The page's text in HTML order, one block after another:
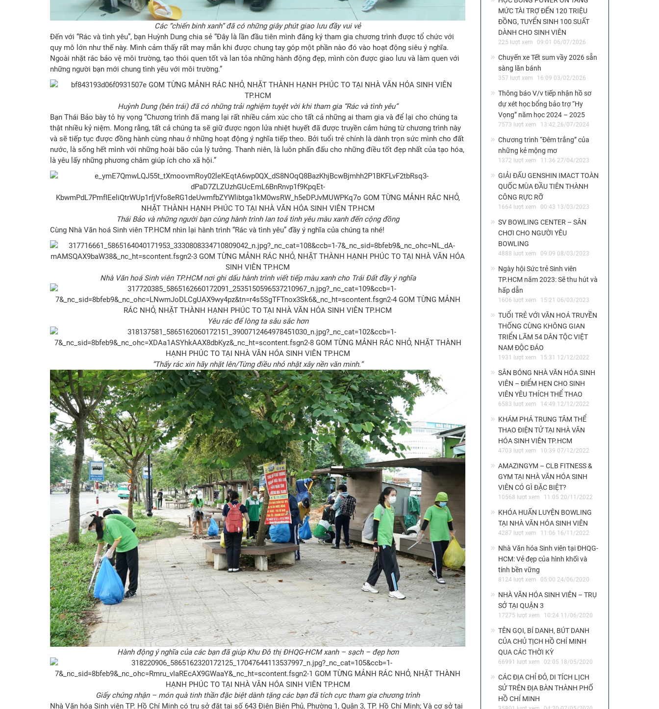
Các “chiến binh xanh” đã có những giây phút giao lưu đầy vui vẻ
Đến với “Rác và tình yêu”, bạn Huỳnh Dung chia sẻ “Đây là lần đầu tiên mình đăng ký tham gia chương trình được tổ chức với
quy mô lớn như thế này. Mình cảm thấy rất may mắn khi được chung tay góp một phần nào đó vào hoạt động siêu ý nghĩa.
Ngoài nhặt rác bảo vệ môi trường, tạo thói quen tốt và lan tỏa những hành động đẹp, mình còn được giao lưu và làm quen với
những người bạn mới chung tình yêu với môi trường.”
Huỳnh Dung (bên trái) đã có những trải nghiệm tuyệt vời khi tham gia “Rác và tình yêu”
Bạn Thái Bảo bày tỏ hy vọng “Chương trình đã mang lại rất nhiều cảm xúc cho tất cả những ai tham gia và để lại cho chúng ta
thật nhiều kỷ niệm. Mong rằng, tất cả chúng ta sẽ giữ được ngọn lửa nhiệt huyết đã được truyền cảm hứng từ chương trình này
và sẽ tiếp tục được đồng hành cùng nhau ở những hoạt động ý nghĩa tiếp theo. Bởi tuổi trẻ chính là dành trọn sức mình cho đất
nước, là sống hết mình với những hoài bão của lý tưởng. Thanh niên, là luôn phấn đấu cho những điều tốt đẹp nhất của tạo hóa,
là yêu lấy những phương châm giúp ích cho xã hội.”
Thái Bảo và những người bạn cùng hành trình lan toả tình yêu màu xanh đến cộng đồng
Cùng Nhà Văn hoá Sinh viên TP.HCM nhìn lại hành trình “Rác và tình yêu” đầy ý nghĩa của chúng ta nhé!
Nhà Văn hoá Sinh viên TP.HCM nơi ghi dấu hành trình viết tiếp màu xanh cho Trái Đất đầy ý nghĩa
Yêu rác để lòng ta sâu sắc hơn
“Thấy rác xin hãy nhặt lên/Từng điều nhỏ nhặt xây nền văn minh.”
Hành động ý nghĩa của các bạn đã giúp Khu Đô thị ĐHQG-HCM xanh – sạch – đẹp hơn
Giấy chứng nhận – món quà tinh thần đặc biệt dành tặng các bạn đã tích cực tham gia chương trình
Nhà Văn hóa Sinh viên TP. Hồ Chí Minh có trụ sở đặt tại số 643 Điện Biên Phủ, Phường 1, Quận 3, TP. Hồ Chí Minh; Và cơ sở tại
MỨC TÀI TRỢ ĐẾN 120 TRIỆU
ĐỒNG, TUYỂN SINH 100 SUẤT
DÀNH CHO SINH VIÊN
225 lượt xem 09:01 06/07/2026
Chuyến xe Tết sum vầy 2026 sẵn
sàng lăn bánh
357 lượt xem 16:09 03/02/2026
Thông báo V/v tiếp nhận hồ sơ
dự xét học bổng bảo trợ “Hy
Vọng” năm học 2024 – 2025
7573 lượt xem 13:42 26/07/2024
Chương trình “Đêm trắng” của
những kẻ mộng mơ
1372 lượt xem 11:36 27/04/2023
GIẢI ĐẤU GENSHIN IMACT TOÀN
QUỐC MÙA ĐẦU TIÊN THÀNH
CÔNG RỰC RỠ
1664 lượt xem 00:43 13/03/2023
SV BOWLING CENTER – SÂN
CHƠI CHO NGƯỜI YÊU
BOWLING
4888 lượt xem 09:09 08/03/2023
Ngày hội Sức trẻ Sinh viên
TP.HCM năm 2023: Sẽ thu hút và
hấp dẫn
1606 lượt xem 15:21 06/03/2023
TUỔI TRẺ VỚI VĂN HOÁ TRUYỀN
THỐNG CÙNG KHÔNG GIAN
TRIỂN LÃM 54 DÂN TỘC VIỆT
NAM ĐỘC ĐÁO
1931 lượt xem 15:31 12/12/2022
SÂN BÓNG NHÀ VĂN HÓA SINH
VIÊN – ĐIỂM HẸN CHO SINH
VIÊN YÊU THÍCH THỂ THAO
6583 lượt xem 14:49 12/12/2022
KHÁM PHÁ TRUNG TÂM THỂ
THAO ĐIỆN TỬ TẠI NHÀ VĂN
HÓA SINH VIÊN TP.HCM
4703 lượt xem 10:39 07/12/2022
AMAZINGYM – CLB FITNESS &
GYM TẠI NHÀ VĂN HÓA SINH
VIÊN CÓ GÌ ĐẶC BIỆT?
10568 lượt xem 11:05 20/11/2022
KHÓA HUẤN LUYỆN BOWLING
TẠI NHÀ VĂN HÓA SINH VIÊN
4287 lượt xem 11:06 16/11/2022
Nhà Văn hóa Sinh viên tại ĐHQG-
HCM: Vẻ đẹp của hình khối và
tính bền vững
8124 lượt xem 05:00 24/06/2020
NHÀ VĂN HÓA SINH VIÊN – TRỤ
SỞ TẠI QUẬN 3
17275 lượt xem 10:24 11/06/2020
TÊN GỌI, BÍ DANH, BÚT DANH
CỦA CHỦ TỊCH HỒ CHÍ MINH
QUA CÁC THỜI KỲ
66991 lượt xem 02:05 18/05/2020
CÁC ĐỊA CHỈ ĐỎ, DI TÍCH LỊCH
SỬ TRÊN ĐỊA BÀN THÀNH PHỐ
HỒ CHÍ MINH